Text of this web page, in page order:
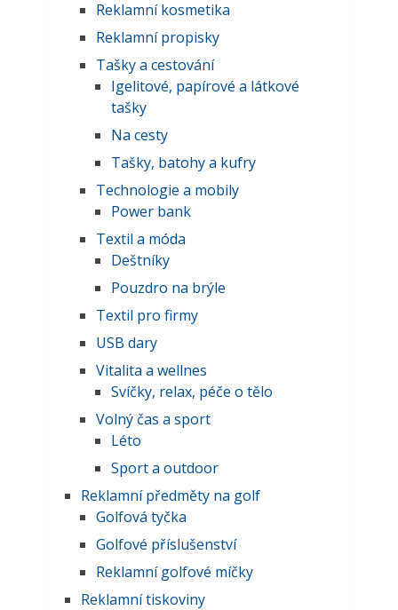
Reklamní kosmetika
Reklamní propisky
Tašky a cestování
Igelitové, papírové a látkové
tašky
Na cesty
Tašky, batohy a kufry
Technologie a mobily
Power bank
Textil a móda
Deštníky
Pouzdro na brýle
Textil pro firmy
USB dary
Vitalita a wellnes
Svíčky, relax, péče o tělo
Volný čas a sport
Léto
Sport a outdoor
Reklamní předměty na golf
Golfová tyčka
Golfové příslušenství
Reklamní golfové míčky
Reklamní tiskoviny